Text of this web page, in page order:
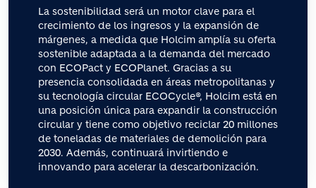
La sostenibilidad será un motor clave para el
crecimiento de los ingresos y la expansión de
márgenes, a medida que Holcim amplía su oferta
sostenible adaptada a la demanda del mercado
con ECOPact y ECOPlanet. Gracias a su
presencia consolidada en áreas metropolitanas y
su tecnología circular ECOCycle®, Holcim está en
una posición única para expandir la construcción
circular y tiene como objetivo reciclar 20 millones
de toneladas de materiales de demolición para
2030. Además, continuará invirtiendo e
innovando para acelerar la descarbonización.